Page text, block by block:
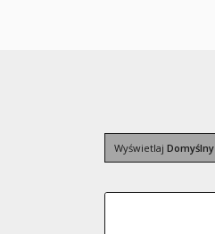
WyświetlajDomyślny